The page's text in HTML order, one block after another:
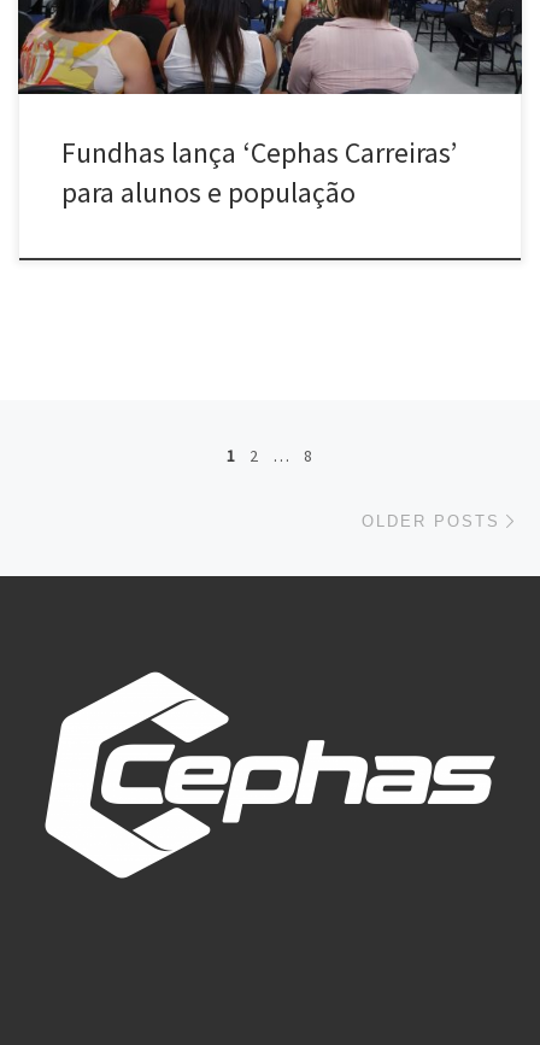
Fundhas lança ‘Cephas Carreiras’
para alunos e população
Posts navigation
1 2 … 8
OLDER POSTS